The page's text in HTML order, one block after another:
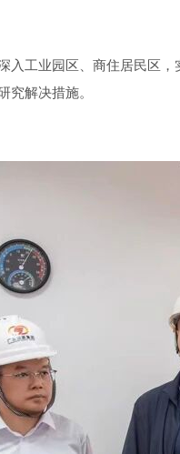
入工业园区、商住居民区
究解决措施。